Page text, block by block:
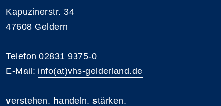
Kapuzinerstr. 34
47608 Geldern
Telefon 02831 9375-0
E-Mail: info(at)vhs-gelderland.de
verstehen. handeln. stärken.